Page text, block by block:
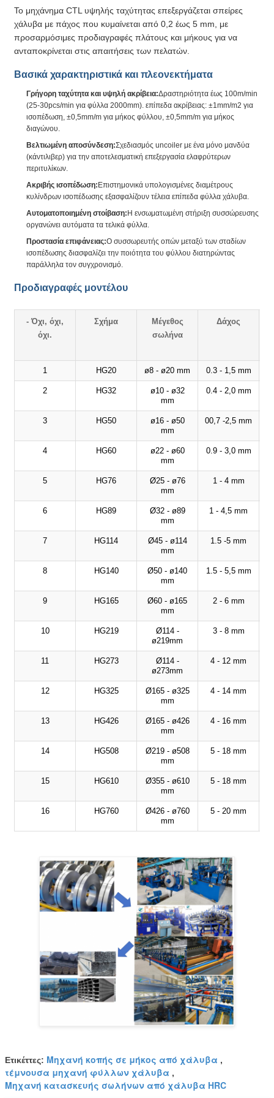
Το μηχάνημα CTL υψηλής ταχύτητας επεξεργάζεται σπείρες
χάλυβα με πάχος που κυμαίνεται από 0,2 έως 5 mm, με
προσαρμόσιμες προδιαγραφές πλάτους και μήκους για να
ανταποκρίνεται στις απαιτήσεις των πελατών.
Βασικά χαρακτηριστικά και πλεονεκτήματα
Γρήγορη ταχύτητα και υψηλή ακρίβεια:Δραστηριότητα έως 100m/min
(25-30pcs/min για φύλλα 2000mm). επίπεδα ακρίβειας: ±1mm/m2 για
ισοπέδωση, ±0,5mm/m για μήκος φύλλου, ±0,5mm/m για μήκος
διαγώνου.
Βελτιωμένη αποσύνδεση:Σχεδιασμός uncoiler με ένα μόνο μανδύα
(κάντιλιβερ) για την αποτελεσματική επεξεργασία ελαφρύτερων
περιτυλίκων.
Ακριβής ισοπέδωση:Επιστημονικά υπολογισμένες διαμέτρους
κυλίνδρων ισοπέδωσης εξασφαλίζουν τέλεια επίπεδα φύλλα χάλυβα.
Αυτοματοποιημένη στοίβαση:Η ενσωματωμένη στήριξη συσσώρευσης
οργανώνει αυτόματα τα τελικά φύλλα.
Προστασία επιφάνειας:Ο συσσωρευτής οπών μεταξύ των σταδίων
ισοπέδωσης διασφαλίζει την ποιότητα του φύλλου διατηρώντας
παράλληλα τον συγχρονισμό.
Προδιαγραφές μοντέλου
- Όχι, όχι,
όχι.
Σχήμα
Μέγεθος
σωλήνα
Δάχος
1 HG20 ø8 - ø20 mm 0.3 - 1,5 mm
2 HG32
ø10 - ø32
mm
0.4 - 2,0 mm
3 HG50
ø16 - ø50
mm
00,7 -2,5 mm
4 HG60
ø22 - ø60
mm
0.9 - 3,0 mm
5 HG76
Ø25 - ø76
mm
1 - 4 mm
6 HG89
Ø32 - ø89
mm
1 - 4,5 mm
7 HG114
Ø45 - ø114
mm
1.5 -5 mm
8 HG140
Ø50 - ø140
mm
1.5 - 5,5 mm
9 HG165
Ø60 - ø165
mm
2 - 6 mm
10 HG219
Ø114 -
ø219mm
3 - 8 mm
11 HG273
Ø114 -
ø273mm
4 - 12 mm
12 HG325
Ø165 - ø325
mm
4 - 14 mm
13 HG426
Ø165 - ø426
mm
4 - 16 mm
14 HG508
Ø219 - ø508
mm
5 - 18 mm
15 HG610
Ø355 - ø610
mm
5 - 18 mm
16 HG760
Ø426 - ø760
mm
5 - 20 mm
Ετικέττες: Μηχανή κοπής σε μήκος από χάλυβα ,
τέμνουσα μηχανή φύλλων χάλυβα ,
Μηχανή κατασκευής σωλήνων από χάλυβα HRC